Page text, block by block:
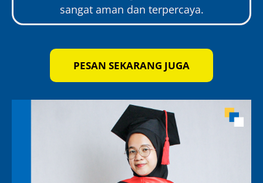
sangat aman dan terpercaya.
PESAN SEKARANG JUGA